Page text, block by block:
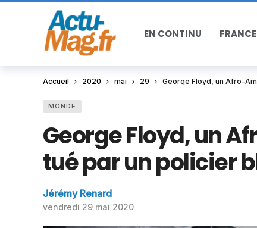
EN CONTINU FRANCE
Accueil 2020 mai 29 George Floyd, un Afro-
MONDE
George Floyd, un
tué par un policier
Jérémy Renard
vendredi 29 mai 2020